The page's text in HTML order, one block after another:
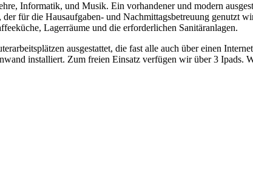
Informatik, und Musik. Ein vorhandener und modern
für die Hausaufgaben- und Nachmittagsbetreuung genutzt
Lagerräume und die erforderlichen Sanitäranlagen.
ausgestattet, die fast alle auch über einen
installiert. Zum freien Einsatz verfügen wir über 3 Ipads.